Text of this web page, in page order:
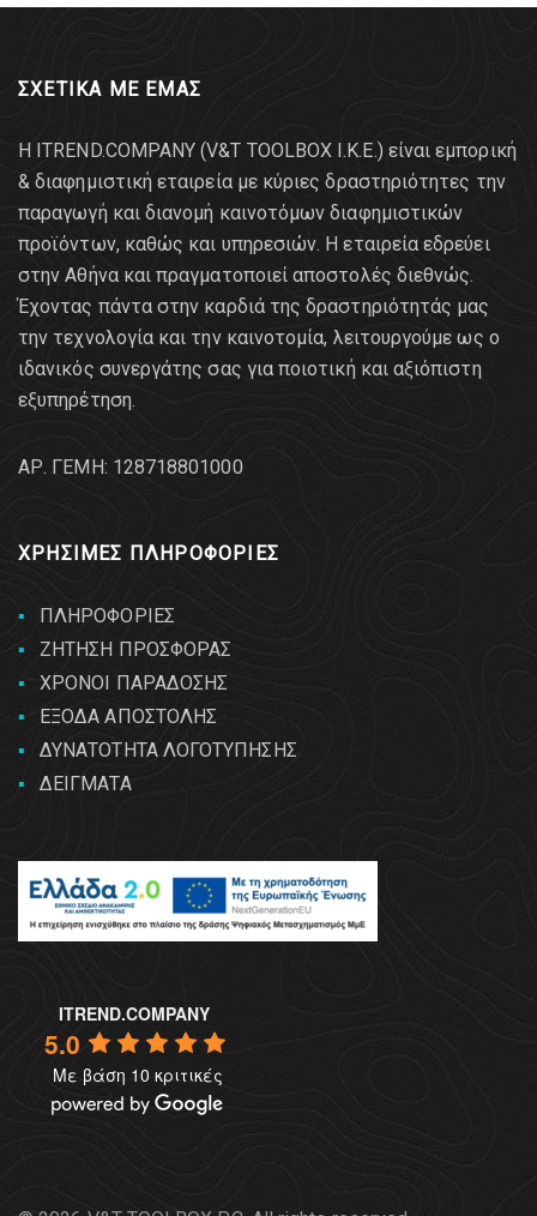
ΣΧΕΤΙΚΑ ΜΕ ΕΜΑΣ
Η ITREND.COMPANY (V&T TOOLBOX Ι.Κ.Ε.) είναι εμπορική
& διαφημιστική εταιρεία με κύριες δραστηριότητες την
παραγωγή και διανομή καινοτόμων διαφημιστικών
προϊόντων, καθώς και υπηρεσιών. Η εταιρεία εδρεύει
στην Αθήνα και πραγματοποιεί αποστολές διεθνώς.
Έχοντας πάντα στην καρδιά της δραστηριότητάς μας
την τεχνολογία και την καινοτομία, λειτουργούμε ως ο
ιδανικός συνεργάτης σας για ποιοτική και αξιόπιστη
εξυπηρέτηση.
AΡ. ΓΕΜΗ: 128718801000
ΧΡΗΣΙΜΕΣ ΠΛΗΡΟΦΟΡΙΕΣ
ΠΛΗΡΟΦΟΡΙΕΣ
ΖΗΤΗΣΗ ΠΡΟΣΦΟΡΑΣ
ΧΡΟΝΟΙ ΠΑΡΑΔΟΣΗΣ
ΕΞΟΔΑ ΑΠΟΣΤΟΛΗΣ
ΔΥΝΑΤΟΤΗΤΑ ΛΟΓΟΤΥΠΗΣΗΣ
ΔΕΙΓΜΑΤΑ
ITREND.COMPANY
5.0
Με βάση 10 κριτικές